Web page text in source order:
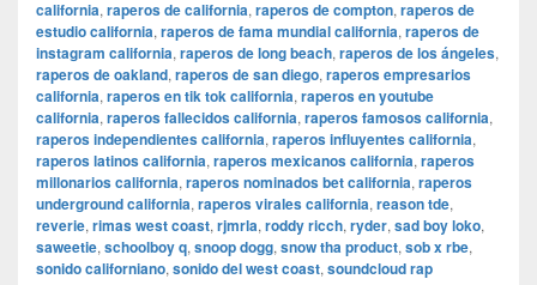
california, raperos de california, raperos de compton, raperos de
estudio california, raperos de fama mundial california, raperos de
instagram california, raperos de long beach, raperos de los ángeles,
raperos de oakland, raperos de san diego, raperos empresarios
california, raperos en tik tok california, raperos en youtube
california, raperos fallecidos california, raperos famosos california,
raperos independientes california, raperos influyentes california,
raperos latinos california, raperos mexicanos california, raperos
millonarios california, raperos nominados bet california, raperos
underground california, raperos virales california, reason tde,
reverie, rimas west coast, rjmrla, roddy ricch, ryder, sad boy loko,
saweetie, schoolboy q, snoop dogg, snow tha product, sob x rbe,
sonido californiano, sonido del west coast, soundcloud rap